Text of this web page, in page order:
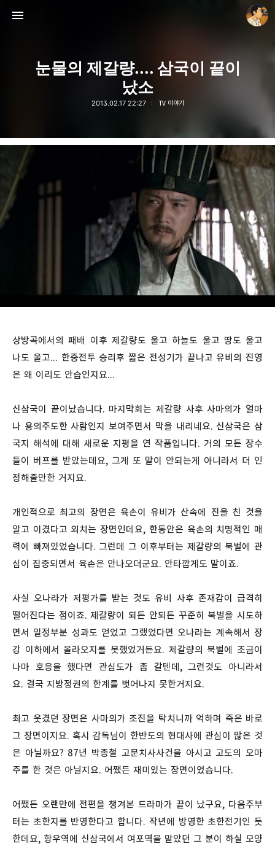
눈물의 제갈량.... 삼국이 끝이
났소
2013.02.17 22:27 TV 이야기
상방곡에서의 패배 이후 제갈량도 울고 하늘도 울고 땅도 울고
나도 울고... 한중전투 승리후 짧은 전성기가 끝나고 유비의 진영
은 왜 이리도 안습인지요...
신삼국이 끝이났습니다. 마지막회는 제갈량 사후 사마의가 얼마
나 용의주도한 사람인지 보여주면서 막을 내리네요. 신삼국은 삼
국지 해석에 대해 새로운 지평을 연 작품입니다. 거의 모든 장수
들이 버프를 받았는데요, 그게 또 말이 안되는게 아니라서 더 인
정해줄만한 거지요.
개인적으로 최고의 장면은 육손이 유비가 산속에 진을 친 것을
알고 이겼다고 외치는 장면인데요, 한동안은 육손의 치명적인 매
력에 빠져있었습니다. 그런데 그 이후부터는 제갈량의 북벌에 관
심이 집중되면서 육손은 안나오더군요. 안타깝게도 말이죠.
사실 오나라가 저평가를 받는 것도 유비 사후 존재감이 급격히
떨어진다는 점이죠. 제갈량이 되든 안되든 꾸준히 북벌을 시도하
면서 일정부분 성과도 얻었고 그랬었다면 오나라는 계속해서 장
강 이하에서 올라오지를 못했었거든요. 제갈량의 북벌에 조금이
나마 호응을 했다면 관심도가 좀 갈텐데, 그런것도 아니라서
요. 결국 지방정권의 한계를 벗어나지 못한거지요.
최고 웃겼던 장면은 사마의가 조진을 탁치니까 억하며 죽은 바로
그 장면이지요. 혹시 감독님이 한반도의 현대사에 관심이 많은 것
은 아닐까요? 87년 박종철 고문치사사건을 아시고 고도의 오마
주를 한 것은 아닐지요. 어쨌든 재미있는 장면이었습니다.
어쨌든 오랜만에 전편을 챙겨본 드라마가 끝이 났구요, 다음주부
터는 초한지를 반영한다고 합니다. 작년에 방영한 초한전기인 듯
한데요, 항우역에 신삼국에서 여포역을 맡았던 그 분이 하실 모양
thebravepost.com
안난98